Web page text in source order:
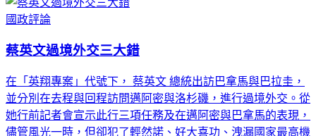
國政評論
蔡英文過境外交三大錯
在「英翔專案」代號下， 蔡英文 總統出訪巴拿馬與巴拉圭，
並分別在去程與回程訪問邁阿密與洛杉磯，進行過境外交。從
她行前記者會宣示此行三項任務及在邁阿密與巴拿馬的表現，
儘管風光一時，但卻犯了輕然諾、好大喜功、洩漏國家最高機